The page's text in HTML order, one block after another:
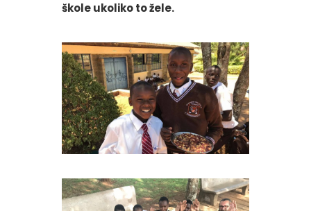
škole ukoliko to žele.